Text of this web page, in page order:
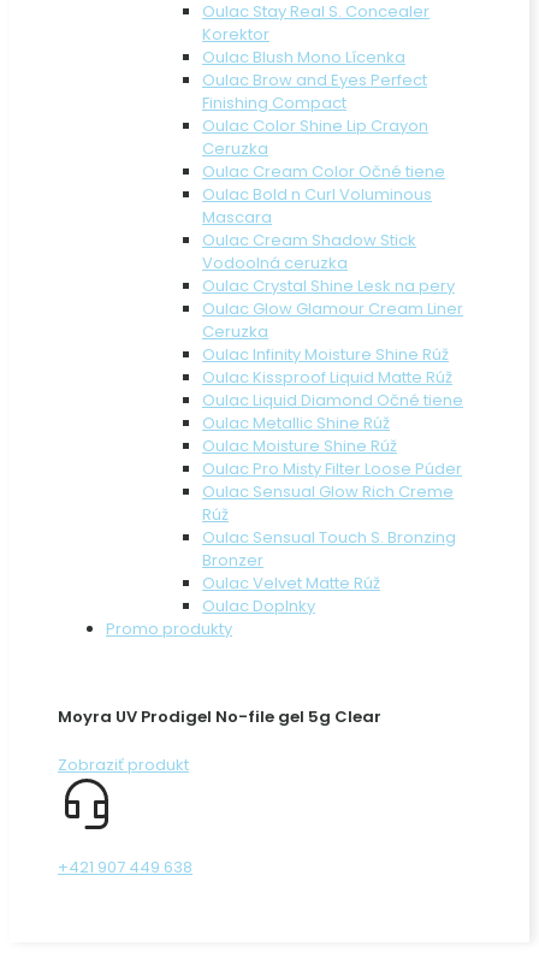
Oulac Stay Real S. Concealer
Korektor
Oulac Blush Mono Lícenka
Oulac Brow and Eyes Perfect
Finishing Compact
Oulac Color Shine Lip Crayon
Ceruzka
Oulac Cream Color Očné tiene
Oulac Bold n Curl Voluminous
Mascara
Oulac Cream Shadow Stick
Vodoolná ceruzka
Oulac Crystal Shine Lesk na pery
Oulac Glow Glamour Cream Liner
Ceruzka
Oulac Infinity Moisture Shine Rúž
Oulac Kissproof Liquid Matte Rúž
Oulac Liquid Diamond Očné tiene
Oulac Metallic Shine Rúž
Oulac Moisture Shine Rúž
Oulac Pro Misty Filter Loose Púder
Oulac Sensual Glow Rich Creme
Rúž
Oulac Sensual Touch S. Bronzing
Bronzer
Oulac Velvet Matte Rúž
Oulac Doplnky
Promo produkty
Moyra UV Prodigel No-file gel 5g Clear
Zobraziť produkt
+421 907 449 638